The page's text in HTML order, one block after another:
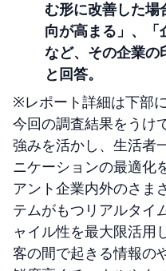
む形に改善した
向が高まる」、「
など、その企業の
と回答。
※レポート詳細は下部
今回の調査結果をうけ
強みを活かし、生活者
ニケーションの最適化
アント企業内外のさま
テムがもつリアルタイ
ャイル性を最大限活用
客の間で起きる情報の